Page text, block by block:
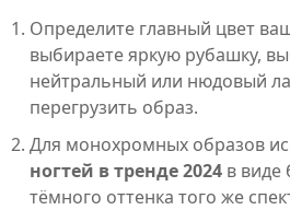
Определите главный цвет
выбираете яркую рубашку,
нейтральный или нюдовый
перегрузить образ.
Для монохромных образов
ногтей в тренде 2024 в виде
тёмного оттенка того же